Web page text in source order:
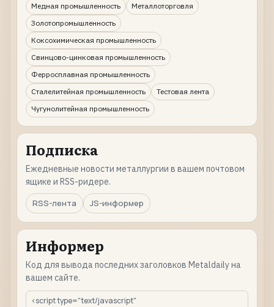
Медная промышленность
Металлоторговля
Золотопромышленность
Коксохимическая промышленность
Свинцово-цинковая промышленность
Ферросплавная промышленность
Сталелитейная промышленность
Тестовая лента
Чугунолитейная промышленность
Подписка
Ежедневные новости металлургии в вашем почтовом
ящике и RSS-ридере.
RSS-лента
JS-информер
Информер
Код для вывода последних заголовков Metaldaily на
вашем сайте.